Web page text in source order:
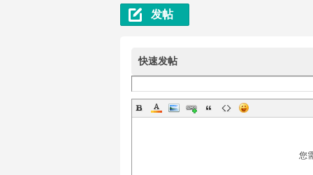
发帖
快速发帖
您